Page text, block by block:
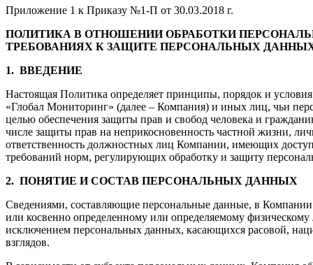
Приложение 1 к Приказу №1-П от 30.03.2018 г.
ПОЛИТИКА В ОТНОШЕНИИ ОБРАБОТКИ
ТРЕБОВАНИЯХ К ЗАЩИТЕ ПЕРСОНАЛЬНЫХ
1. ВВЕДЕНИЕ
Настоящая Политика определяет принципы, порядок и
«Глобал Мониторинг» (далее – Компания) и иных лиц, чьи
целью обеспечения защиты прав и свобод человека и
числе защиты прав на неприкосновенность частной жизни,
ответственность должностных лиц Компании, имеющих
требований норм, регулирующих обработку и защиту
2. ПОНЯТИЕ И СОСТАВ ПЕРСОНАЛЬНЫХ ДАННЫХ
Сведениями, составляющие персональные данные, в
или косвенно определенному или определяемому
исключением персональных данных, касающихся расовой,
взглядов.